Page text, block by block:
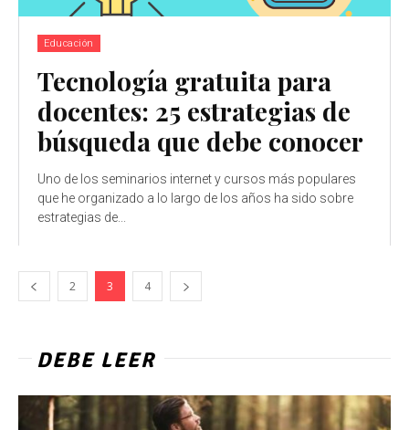
Educación
Tecnología gratuita para
docentes: 25 estrategias de
búsqueda que debe conocer
Uno de los seminarios internet y cursos más populares
que he organizado a lo largo de los años ha sido sobre
estrategias de...
2 3 4
DEBE LEER